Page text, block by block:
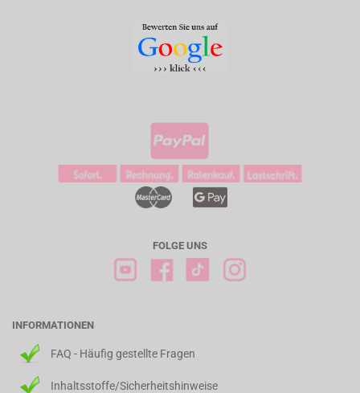
FOLGE UNS
INFORMATIONEN
FAQ - Häufig gestellte Fragen
Inhaltsstoffe/Sicherheitshinweise